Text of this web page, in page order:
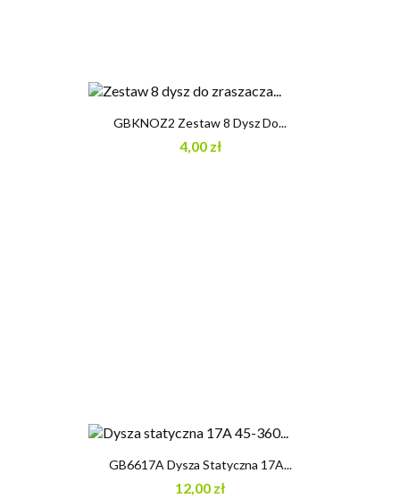
GBKNOZ2 Zestaw 8 Dysz Do...
4,00 zł
GB6617A Dysza Statyczna 17A...
12,00 zł